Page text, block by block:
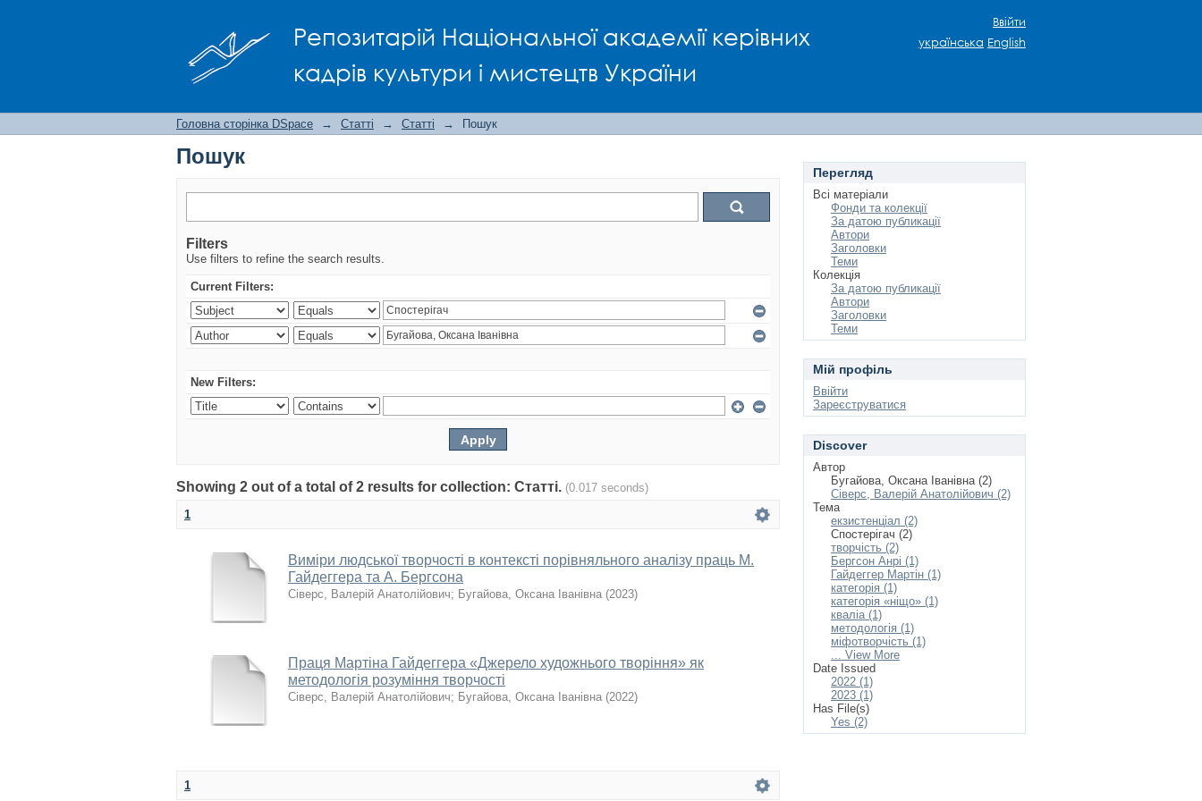
Репозитарій Національної академії керівних
кадрів культури і мистецтв України
Ввійти
українська English
Головна сторінка DSpace → Статті → Статті → Пошук
Пошук
Filters
Use filters to refine the search results.
Current Filters:
New Filters:
Showing 2 out of a total of 2 results for collection: Статті. (0.017 seconds)
1
Виміри людської творчості в контексті порівняльного аналізу праць М.
Гайдеггера та А. Бергсона
Сіверс, Валерій Анатолійович; Бугайова, Оксана Іванівна (2023)
Праця Мартіна Гайдеггера «Джерело художнього творіння» як
методологія розуміння творчості
Сіверс, Валерій Анатолійович; Бугайова, Оксана Іванівна (2022)
1
Перегляд
Всі матеріали
Фонди та колекції
За датою публикації
Автори
Заголовки
Теми
Колекція
За датою публикації
Автори
Заголовки
Теми
Мій профіль
Ввійти
Зареєструватися
Discover
Автор
Бугайова, Оксана Іванівна (2)
Сіверс, Валерій Анатолійович (2)
Тема
екзистенціал (2)
Спостерігач (2)
творчість (2)
Бергсон Анрі (1)
Гайдеггер Мартін (1)
категорія (1)
категорія «ніщо» (1)
кваліа (1)
методологія (1)
міфотворчість (1)
... View More
Date Issued
2022 (1)
2023 (1)
Has File(s)
Yes (2)